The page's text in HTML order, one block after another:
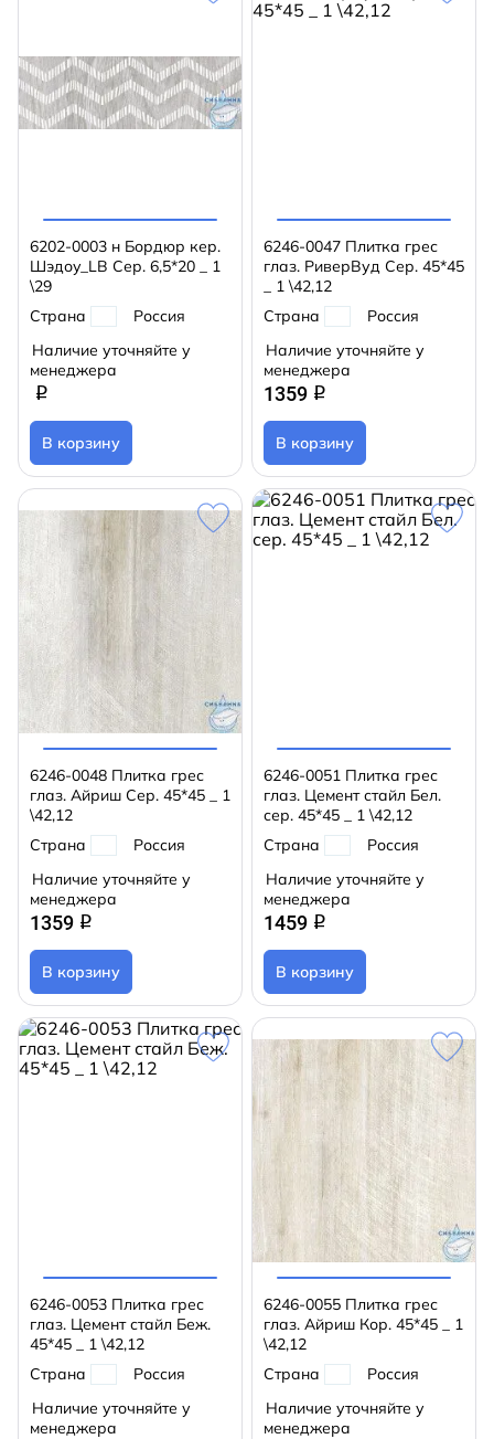
6202-0003 н Бордюр кер.
Шэдоу_LB Сер. 6,5*20 _ 1
\29
Страна
Россия
Наличие уточняйте у
менеджера
q
В корзину
6246-0047 Плитка грес
глаз. РиверВуд Сер. 45*45
_ 1 \42,12
Страна
Россия
Наличие уточняйте у
менеджера
1359 q
В корзину
6246-0048 Плитка грес
глаз. Айриш Сер. 45*45 _ 1
\42,12
Страна
Россия
Наличие уточняйте у
менеджера
1359 q
В корзину
6246-0051 Плитка грес
глаз. Цемент стайл Бел.
сер. 45*45 _ 1 \42,12
Страна
Россия
Наличие уточняйте у
менеджера
1459 q
В корзину
6246-0053 Плитка грес
глаз. Цемент стайл Беж.
45*45 _ 1 \42,12
Страна
Россия
Наличие уточняйте у
менеджера
6246-0055 Плитка грес
глаз. Айриш Кор. 45*45 _ 1
\42,12
Страна
Россия
Наличие уточняйте у
менеджера